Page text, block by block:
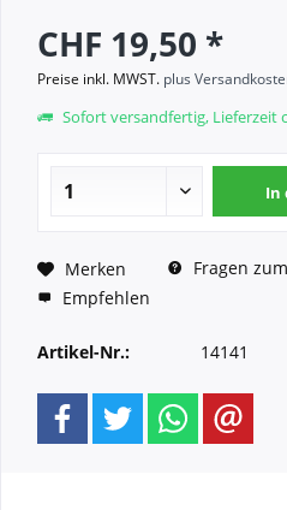
CHF 19,50 *
Preise inkl. MWST. plus
Sofort versandfertig, Lieferzeit
In
Merken
Fragen
Empfehlen
Artikel-Nr.: 14141